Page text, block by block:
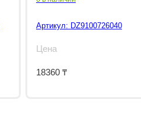
Артикул: DZ9100726040
Цена
18360 ₸